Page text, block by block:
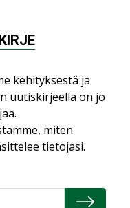
kehityksestä ja
uutiskirjeellä on jo
, miten
tietojasi.